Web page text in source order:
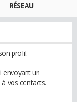
RÉSEAU
profil.
envoyant un
vos contacts.